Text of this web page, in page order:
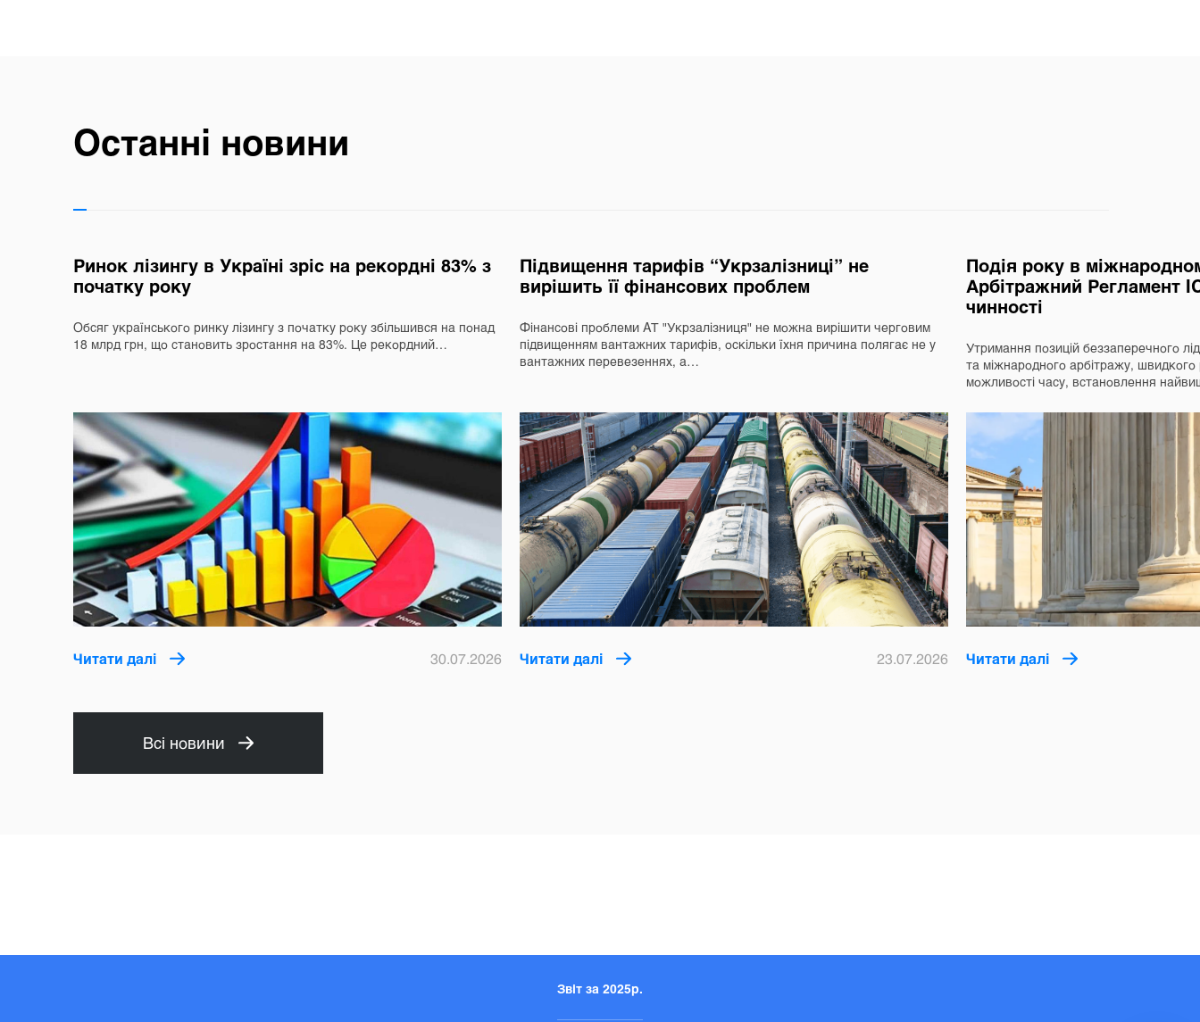
Останні новини
Ринок лізингу в Україні зріс на рекордні 83% з
початку року
Обсяг українського ринку лізингу з початку року збільшився на понад
18 млрд грн, що становить зростання на 83%. Це рекордний…
Читати далі 30.07.2026
Підвищення тарифів “Укрзалізниці” не
вирішить її фінансових проблем
Фінансові проблеми АТ "Укрзалізниця" не можна вирішити черговим
підвищенням вантажних тарифів, оскільки їхня причина полягає не у
вантажних перевезеннях, а…
Читати далі 23.07.2026
Подія року в
Арбітражний Регламент
чинності
Утримання позицій беззаперечного
та міжнародного арбітражу,
можливості часу, встановлення
Читати далі
Всі новини
Звіт за 2025р.